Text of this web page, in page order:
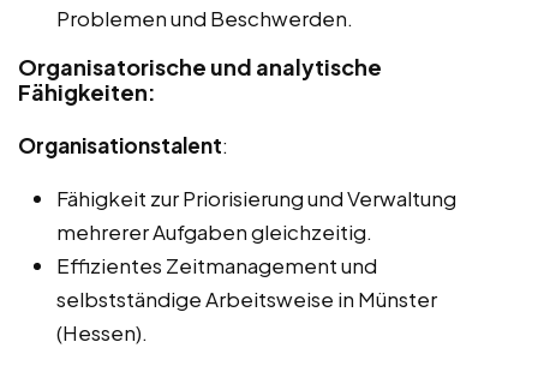
Problemen und Beschwerden.
Organisatorische und analytische
Fähigkeiten:
Organisationstalent:
Fähigkeit zur Priorisierung und Verwaltung
mehrerer Aufgaben gleichzeitig.
Effizientes Zeitmanagement und
selbstständige Arbeitsweise in Münster
(Hessen).